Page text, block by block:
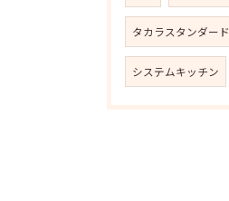
タカラスタンダード
システムキッチン